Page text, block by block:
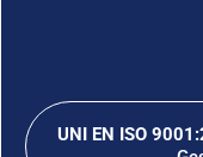
UNI EN ISO